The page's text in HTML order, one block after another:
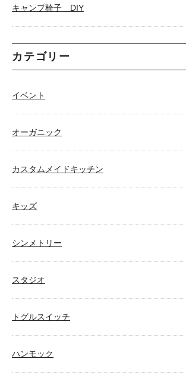
キャンプ椅子 DIY
カテゴリー
イベント
オーガニック
カスタムメイドキッチン
キッズ
シンメトリー
スタジオ
トグルスイッチ
ハンモック